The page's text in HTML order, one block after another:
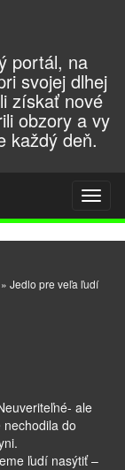
portál, na
svojej dlhej
získať nové
obzory a vy
každý deň.
» Jedlo pre veľa ľudí
ale
do
ľudí nasýtiť –